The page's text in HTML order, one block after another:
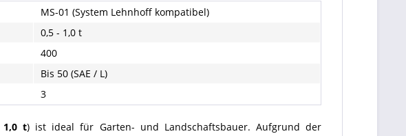
MS-01 (System Lehnhoff kompatibel)
0,5 - 1,0 t
400
Bis 50 (SAE / L)
3
1,0 t) ist ideal für Garten- und Landschaftsbauer. Aufgrund der